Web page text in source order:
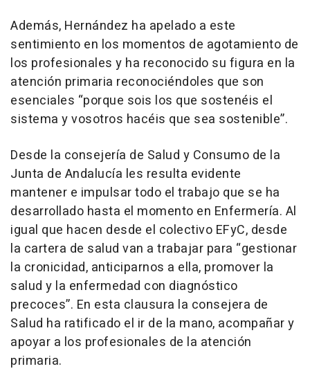
Además, Hernández ha apelado a este
sentimiento en los momentos de agotamiento de
los profesionales y ha reconocido su figura en la
atención primaria reconociéndoles que son
esenciales “porque sois los que sostenéis el
sistema y vosotros hacéis que sea sostenible”.
Desde la consejería de Salud y Consumo de la
Junta de Andalucía les resulta evidente
mantener e impulsar todo el trabajo que se ha
desarrollado hasta el momento en Enfermería. Al
igual que hacen desde el colectivo EFyC, desde
la cartera de salud van a trabajar para “gestionar
la cronicidad, anticiparnos a ella, promover la
salud y la enfermedad con diagnóstico
precoces”. En esta clausura la consejera de
Salud ha ratificado el ir de la mano, acompañar y
apoyar a los profesionales de la atención
primaria.